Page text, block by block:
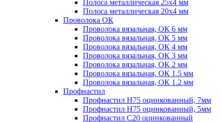
Полоса металлическая 25х4 мм
Полоса металлическая 20х4 мм
Проволока ОК
Проволока вязальная, ОК 6 мм
Проволока вязальная, ОК 5 мм
Проволока вязальная, ОК 4 мм
Проволока вязальная, ОК 3 мм
Проволока вязальная, ОК 2 мм
Проволока вязальная, ОК 1.5 мм
Проволока вязальная, ОК 1.2 мм
Профнастил
Профнастил H75 оцинкованный, 7мм
Профнастил H75 оцинкованный, 5мм
Профнастил С20 оцинкованный